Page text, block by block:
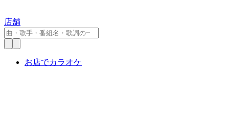
店舗
お店でカラオケ